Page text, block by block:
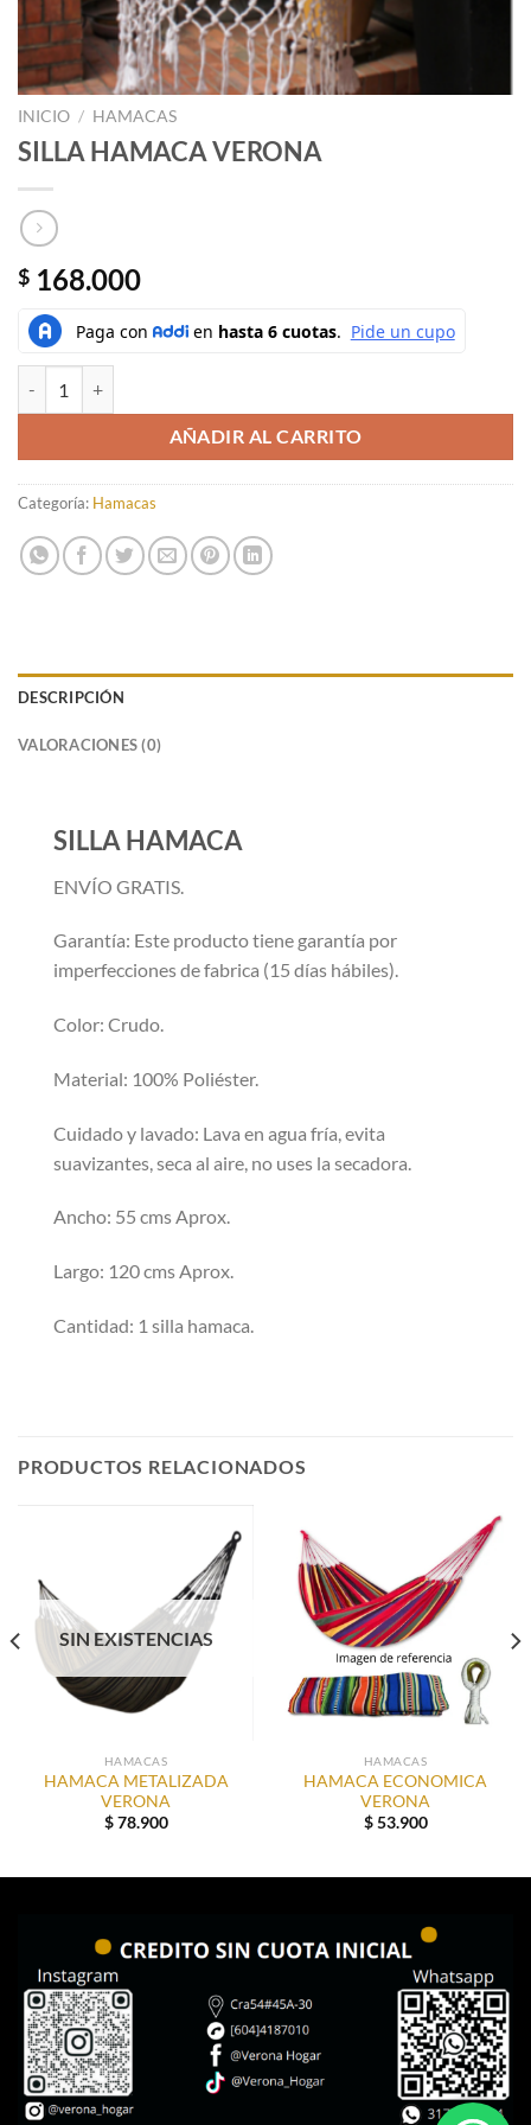
INICIO / HAMACAS
SILLA HAMACA VERONA
$ 168.000
AÑADIR AL CARRITO
Categoría: Hamacas
DESCRIPCIÓN
VALORACIONES (0)
SILLA HAMACA
ENVÍO GRATIS.
Garantía: Este producto tiene garantía por
imperfecciones de fabrica (15 días hábiles).
Color: Crudo.
Material: 100% Poliéster.
Cuidado y lavado: Lava en agua fría, evita
suavizantes, seca al aire, no uses la secadora.
Ancho: 55 cms Aprox.
Largo: 120 cms Aprox.
Cantidad: 1 silla hamaca.
PRODUCTOS RELACIONADOS
SIN EXISTENCIAS
HAMACAS
HAMACA METALIZADA
VERONA
$78.900
HAMACAS
HAMACA ECONOMICA
VERONA
$53.900